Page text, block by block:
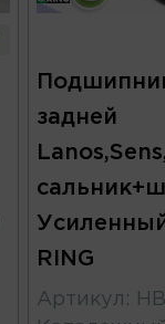
задней
RING
Артикул :